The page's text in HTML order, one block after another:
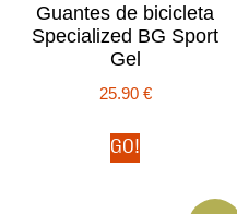
Guantes de bicicleta
Specialized BG Sport
Gel
25.90 €
GO!